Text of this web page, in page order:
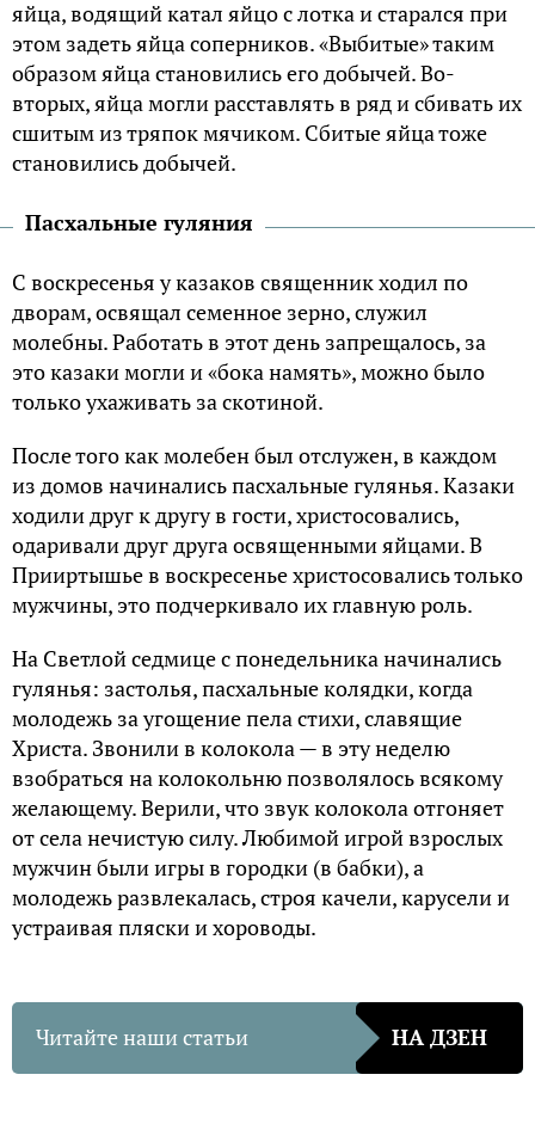
яйца, водящий катал яйцо с лотка и старался при
этом задеть яйца соперников. «Выбитые» таким
образом яйца становились его добычей. Во-
вторых, яйца могли расставлять в ряд и сбивать их
сшитым из тряпок мячиком. Сбитые яйца тоже
становились добычей.
Пасхальные гуляния
С воскресенья у казаков священник ходил по
дворам, освящал семенное зерно, служил
молебны. Работать в этот день запрещалось, за
это казаки могли и «бока намять», можно было
только ухаживать за скотиной.
После того как молебен был отслужен, в каждом
из домов начинались пасхальные гулянья. Казаки
ходили друг к другу в гости, христосовались,
одаривали друг друга освященными яйцами. В
Прииртышье в воскресенье христосовались только
мужчины, это подчеркивало их главную роль.
На Светлой седмице с понедельника начинались
гулянья: застолья, пасхальные колядки, когда
молодежь за угощение пела стихи, славящие
Христа. Звонили в колокола — в эту неделю
взобраться на колокольню позволялось всякому
желающему. Верили, что звук колокола отгоняет
от села нечистую силу. Любимой игрой взрослых
мужчин были игры в городки (в бабки), а
молодежь развлекалась, строя качели, карусели и
устраивая пляски и хороводы.
Читайте наши статьи НА ДЗЕН